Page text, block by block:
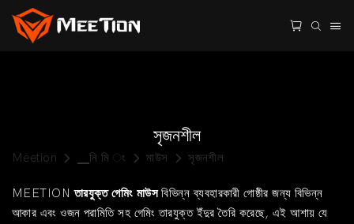
সৃজনশীল
Meetion ▁নি মি ং মাউস সৃজনশীল
MEETIONতারযুক্ত গেমিং মাউসবিভিন্ন ব্যবহারকারী গোষ্ঠীর জন্য বিভিন্ন
আকার এবং ওজন পরামিতি সহ গেমিং তারযুক্ত ইঁদুর তৈরি করেছে, এই আশায় যে